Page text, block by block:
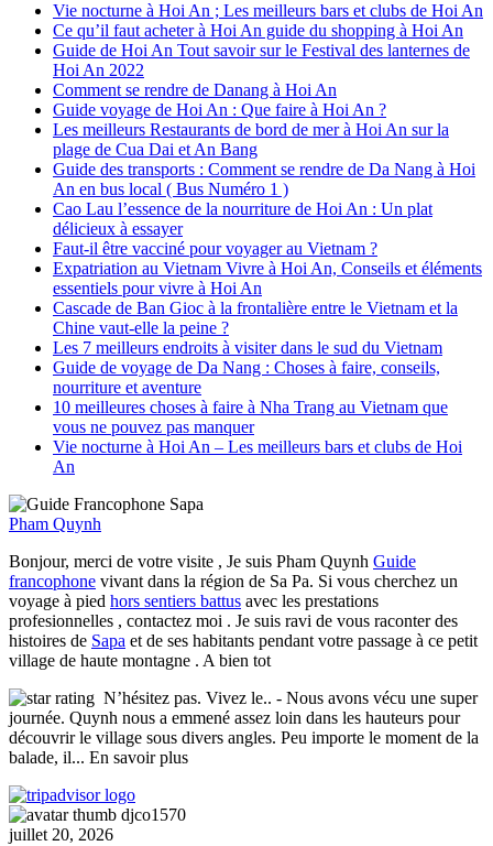
Vie nocturne à Hoi An ; Les meilleurs bars et clubs de Hoi An
Ce qu’il faut acheter à Hoi An guide du shopping à Hoi An
Guide de Hoi An Tout savoir sur le Festival des lanternes de
Hoi An 2022
Comment se rendre de Danang à Hoi An
Guide voyage de Hoi An : Que faire à Hoi An ?
Les meilleurs Restaurants de bord de mer à Hoi An sur la
plage de Cua Dai et An Bang
Guide des transports : Comment se rendre de Da Nang à Hoi
An en bus local ( Bus Numéro 1 )
Cao Lau l’essence de la nourriture de Hoi An : Un plat
délicieux à essayer
Faut-il être vacciné pour voyager au Vietnam ?
Expatriation au Vietnam Vivre à Hoi An, Conseils et éléments
essentiels pour vivre à Hoi An
Cascade de Ban Gioc à la frontalière entre le Vietnam et la
Chine vaut-elle la peine ?
Les 7 meilleurs endroits à visiter dans le sud du Vietnam
Guide de voyage de Da Nang : Choses à faire, conseils,
nourriture et aventure
10 meilleures choses à faire à Nha Trang au Vietnam que
vous ne pouvez pas manquer
Vie nocturne à Hoi An – Les meilleurs bars et clubs de Hoi
An
Pham Quynh
Bonjour, merci de votre visite , Je suis Pham Quynh Guide
francophone vivant dans la région de Sa Pa. Si vous cherchez un
voyage à pied hors sentiers battus avec les prestations
profesionnelles , contactez moi . Je suis ravi de vous raconter des
histoires de Sapa et de ses habitants pendant votre passage à ce petit
village de haute montagne . A bien tot
N’hésitez pas. Vivez le.. - Nous avons vécu une super
journée. Quynh nous a emmené assez loin dans les hauteurs pour
découvrir le village sous divers angles. Peu importe le moment de la
balade, il... En savoir plus
djco1570
juillet 20, 2026